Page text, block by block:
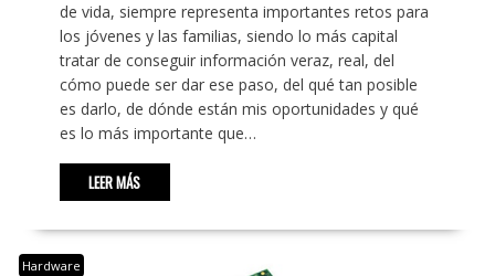
de vida, siempre representa importantes retos para
los jóvenes y las familias, siendo lo más capital
tratar de conseguir información veraz, real, del
cómo puede ser dar ese paso, del qué tan posible
es darlo, de dónde están mis oportunidades y qué
es lo más importante que…
LEER MÁS
Hardware